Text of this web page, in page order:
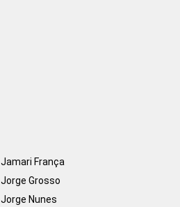
Jamari França
Jorge Grosso
Jorge Nunes